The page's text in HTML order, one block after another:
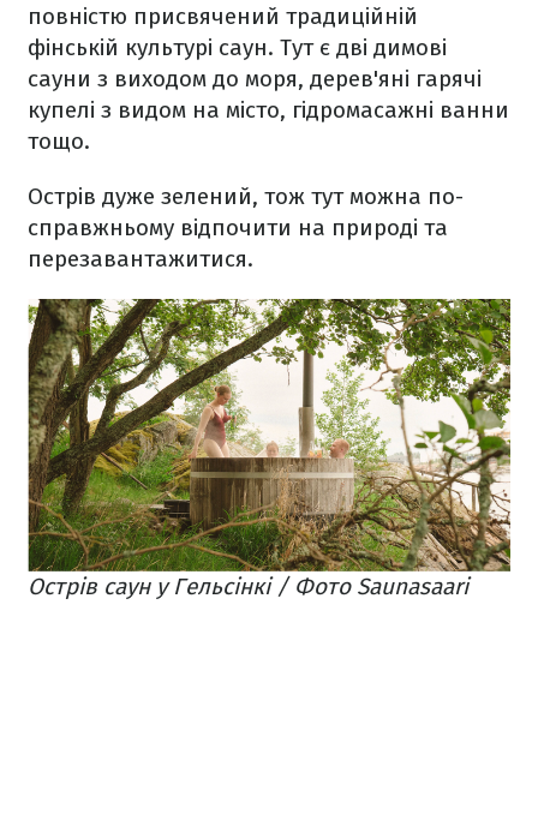
повністю присвячений традиційній
фінській культурі саун. Тут є дві димові
сауни з виходом до моря, дерев'яні гарячі
купелі з видом на місто, гідромасажні ванни
тощо.
Острів дуже зелений, тож тут можна по-
справжньому відпочити на природі та
перезавантажитися.
Острів саун у Гельсінкі / Фото Saunasaari